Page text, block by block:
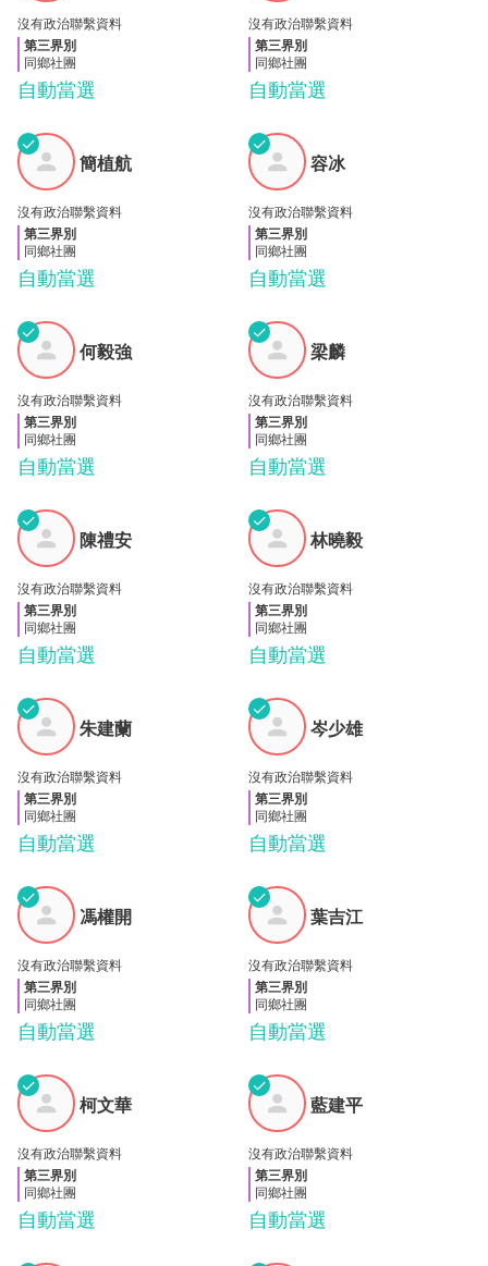
自動當選
沒有政治聯繫資料
第三界別
同鄉社團
自動當選
沒有政治聯繫資料
第三界別
同鄉社團
簡植
航
✓
自動當選
簡植航
沒有政治聯繫資料
第三界別
同鄉社團
容冰
✓
自動當選
容冰
沒有政治聯繫資料
第三界別
同鄉社團
何毅
強
✓
自動當選
何毅強
沒有政治聯繫資料
第三界別
同鄉社團
梁麟
✓
自動當選
梁麟
沒有政治聯繫資料
第三界別
同鄉社團
陳禮
安
✓
自動當選
陳禮安
沒有政治聯繫資料
第三界別
同鄉社團
林曉
毅
✓
自動當選
林曉毅
沒有政治聯繫資料
第三界別
同鄉社團
朱建
蘭
✓
自動當選
朱建蘭
沒有政治聯繫資料
第三界別
同鄉社團
岑少
雄
✓
自動當選
岑少雄
沒有政治聯繫資料
第三界別
同鄉社團
馮權
開
✓
自動當選
馮權開
沒有政治聯繫資料
第三界別
同鄉社團
葉吉
江
✓
自動當選
葉吉江
沒有政治聯繫資料
第三界別
同鄉社團
柯文
華
✓
自動當選
柯文華
沒有政治聯繫資料
第三界別
同鄉社團
藍建
平
✓
自動當選
藍建平
沒有政治聯繫資料
第三界別
同鄉社團